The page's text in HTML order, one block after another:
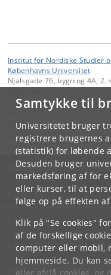
Samtykke til
Universitetet bruger
registrere brugernes
(statistik) for løbende
Desuden bruger
markedsføring af for
eller kurser, til at
følge op på effekten
Klik på "Se cookies"
af de forskellige
computer eller mobil,
hjemmeside. Du kan
Institut for Nordiske Studier
Københavns Universitet
Njalsgade 76, bygning 4A, 2.
NorS
KØBENHAVNS
KONTAKT
SERVICES
FOR STUDERENDE OG
JOB OG KARRIERE